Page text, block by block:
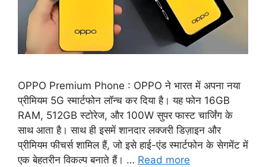
OPPO Premium Phone : OPPO ने भारत में अपना नया
प्रीमियम 5G स्मार्टफोन लॉन्च कर दिया है। यह फोन 16GB
RAM, 512GB स्टोरेज, और 100W सुपर फास्ट चार्जिंग के
साथ आता है। साथ ही इसमें शानदार लक्जरी डिज़ाइन और
प्रीमियम फीचर्स शामिल हैं, जो इसे हाई-एंड स्मार्टफोन के सेगमेंट में
एक बेहतरीन विकल्प बनाते हैं। … Read more